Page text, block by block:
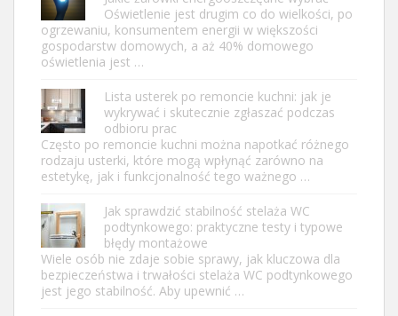
Oświetlenie jest drugim co do wielkości, po
ogrzewaniu, konsumentem energii w większości
gospodarstw domowych, a aż 40% domowego
oświetlenia jest …
Lista usterek po remoncie kuchni: jak je
wykrywać i skutecznie zgłaszać podczas
odbioru prac
Często po remoncie kuchni można napotkać różnego
rodzaju usterki, które mogą wpłynąć zarówno na
estetykę, jak i funkcjonalność tego ważnego …
Jak sprawdzić stabilność stelaża WC
podtynkowego: praktyczne testy i typowe
błędy montażowe
Wiele osób nie zdaje sobie sprawy, jak kluczowa dla
bezpieczeństwa i trwałości stelaża WC podtynkowego
jest jego stabilność. Aby upewnić …